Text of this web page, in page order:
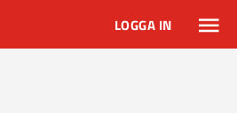
LOGGA IN